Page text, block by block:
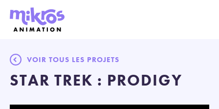
VOIR TOUS LES PROJETS
STAR TREK : PRODIGY